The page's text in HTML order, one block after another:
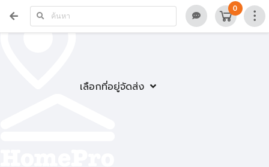
เลือกที่อยู่จัดส่ง
0